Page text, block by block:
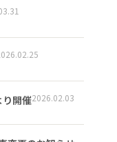
開催2026.02.03